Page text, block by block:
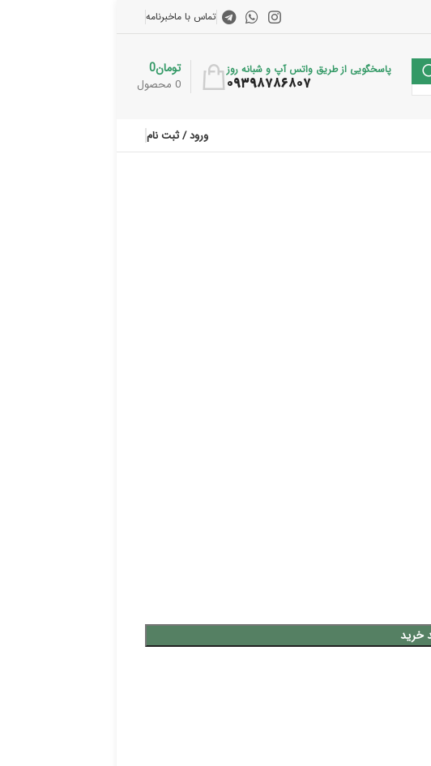
تماس با ماخبرنامه
پاسخگویی از طریق واتس آپ و شبانه روز
۰۹۳۹۸۷۸۶۸۰۷ 0 محصول
تومان0
ورود / ثبت نام
خرید